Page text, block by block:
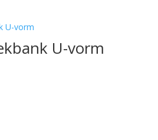
U-vorm